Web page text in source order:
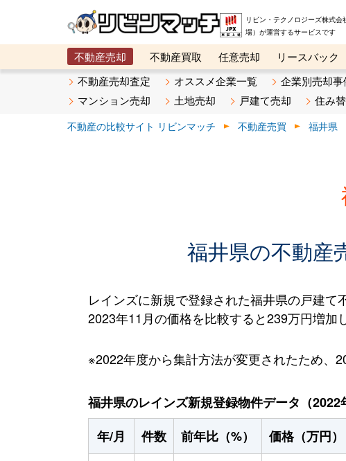
リビン・テクノロジーズ株式会
場）が運営するサービスです
不動産売却 不動産買取 任意売却 リースバック
メタ住宅展示場
ベスト不動産カンパニー オンライン
不動産売却査定 オススメ企業一覧 企業別売却事
マンション売却
土地売却 戸建て売却 住み
不動産の比較サイト リビンマッチ 不動産売買 福井県
福井県の不動産
レインズに新規で登録された福井県の戸建
2023年11月の価格を比較すると239万円増加
※2022年度から集計方法が変更されたため、
福井県のレインズ新規登録物件データ（2022
年/月
件数 前年比（%） 価格（万円）